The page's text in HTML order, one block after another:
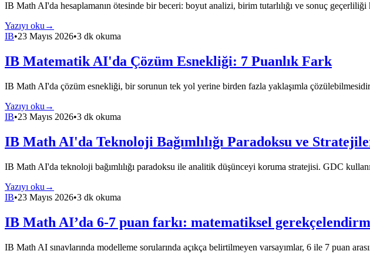
IB Math AI'da hesaplamanın ötesinde bir beceri: boyut analizi, birim tutarlılığı ve sonuç
Yazıyı oku →
IB•23 Mayıs 2026•3 dk okuma
IB Matematik AI'da Çözüm Esnekliği: 7 Puanlık Fark
IB Math AI'da çözüm esnekliği, bir sorunun tek yol yerine birden fazla yaklaşımla
Yazıyı oku →
IB•23 Mayıs 2026•3 dk okuma
IB Math AI'da Teknoloji Bağımlılığı Paradoksu ve
IB Math AI'da teknoloji bağımlılığı paradoksu ile analitik düşünceyi koruma stratejisi. GDC
Yazıyı oku →
IB•23 Mayıs 2026•3 dk okuma
IB Math AI’da 6-7 puan farkı: matematiksel
IB Math AI sınavlarında modelleme sorularında açıkça belirtilmeyen varsayımlar, 6 ile 7 puan